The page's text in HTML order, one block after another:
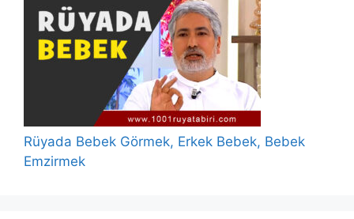
Rüyada Bebek Görmek, Erkek Bebek, Bebek
Emzirmek